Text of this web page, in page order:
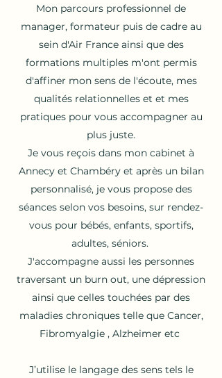
Mon parcours professionnel de
manager, formateur puis de cadre au
sein d'Air France ainsi que des
formations multiples m'ont permis
d'affiner mon sens de l'écoute, mes
qualités relationnelles et et mes
pratiques pour vous accompagner au
plus juste.
Je vous reçois dans mon cabinet à
Annecy et Chambéry et après un bilan
personnalisé, je vous propose des
séances selon vos besoins, sur rendez-
vous pour bébés, enfants, sportifs,
adultes, séniors.
J'accompagne aussi les personnes
traversant un burn out, une dépression
ainsi que celles touchées par des
maladies chroniques telle que Cancer,
Fibromyalgie , Alzheimer etc
J’utilise le langage des sens tels le